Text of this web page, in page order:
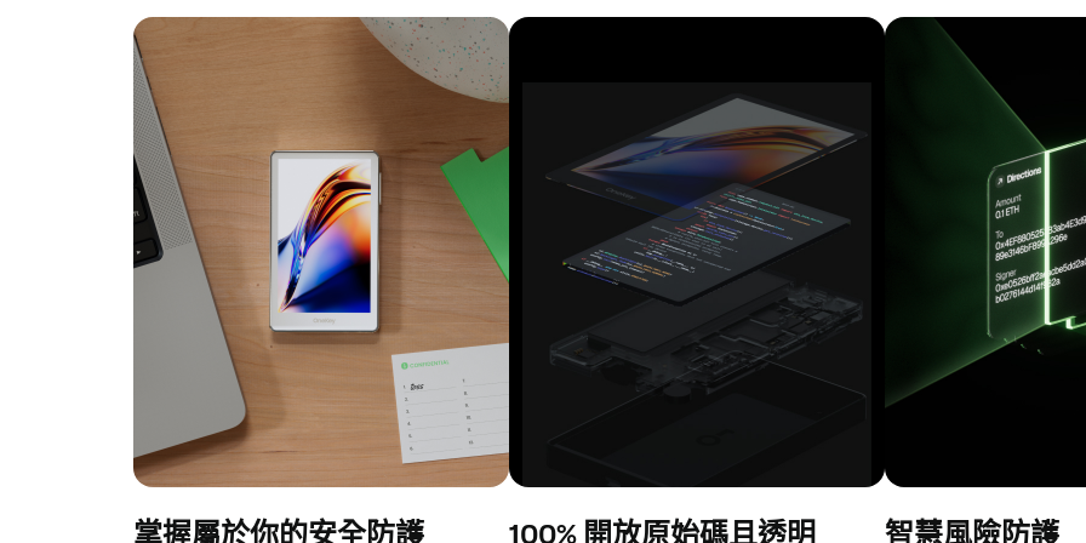
掌握屬於你的安全防護 100% 開放原始碼且透明 智慧風險防護